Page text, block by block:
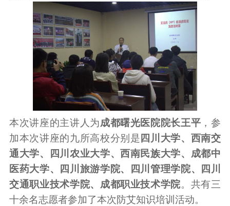
本次讲座的主讲人为成都曙光医院院长王平 ，参
加本次讲座的九所高校分别是 四川大学、西南交
通大学、四川农业大学、西南民族大学、成都中
医药大学、四川旅游学院、四川管理学院、四川
交通职业技术学院、成都职业技术学院。共有三
十余名志愿者参加了本次防艾知识培训活动。